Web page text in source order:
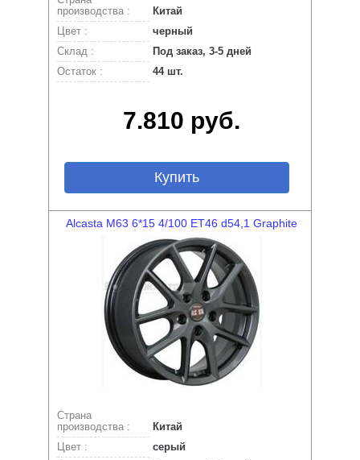
производства :
Китай
Цвет :
черный
Склад :
Под заказ, 3-5 дней
Остаток :
44 шт.
7.810 руб.
Купить
Alcasta M63 6*15 4/100 ET46 d54,1 Graphite
Страна
производства :
Китай
Цвет :
серый